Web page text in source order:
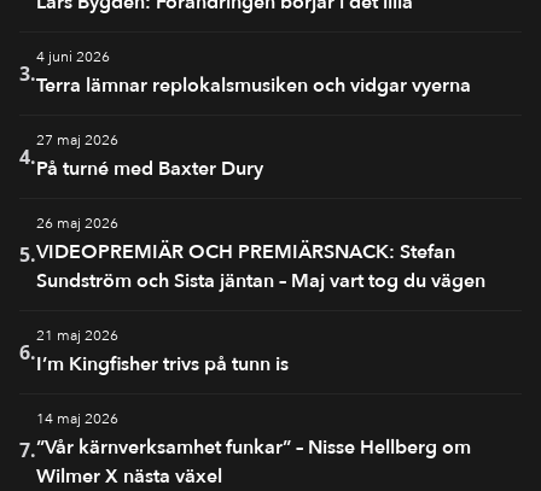
3.
4 juni 2026
Terra lämnar replokalsmusiken och vidgar vyerna
4.
27 maj 2026
På turné med Baxter Dury
5.
26 maj 2026
VIDEOPREMIÄR OCH PREMIÄRSNACK: Stefan
Sundström och Sista jäntan – Maj vart tog du vägen
6.
21 maj 2026
I’m Kingfisher trivs på tunn is
7.
14 maj 2026
”Vår kärnverksamhet funkar” – Nisse Hellberg om
Wilmer X nästa växel